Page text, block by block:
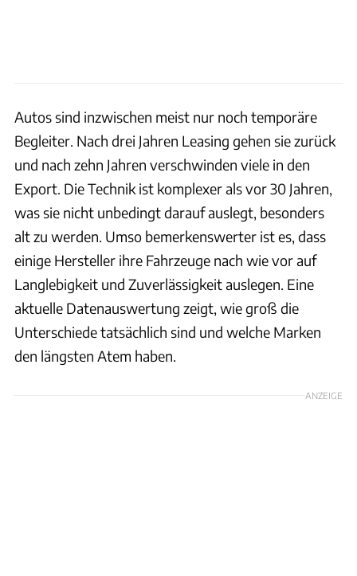
Autos sind inzwischen meist nur noch temporäre
Begleiter. Nach drei Jahren Leasing gehen sie zurück
und nach zehn Jahren verschwinden viele in den
Export. Die Technik ist komplexer als vor 30 Jahren,
was sie nicht unbedingt darauf auslegt, besonders
alt zu werden. Umso bemerkenswerter ist es, dass
einige Hersteller ihre Fahrzeuge nach wie vor auf
Langlebigkeit und Zuverlässigkeit auslegen. Eine
aktuelle Datenauswertung zeigt, wie groß die
Unterschiede tatsächlich sind und welche Marken
den längsten Atem haben.
ANZEIGE